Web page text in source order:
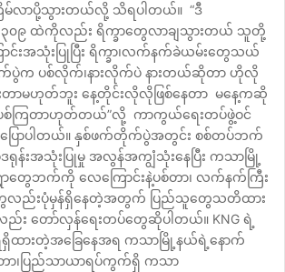
မ်လာပို့သွားတယ်လို့ သိရပါတယ်။ “ဒီ
၃၀၉ ထဲကိုလည်း ရိက္ခာတွေလာချသွားတယ် သူတို့
င်းအသုံးပြုပြီး ရိက္ခာ၊လက်နက်ခဲယမ်းတွေသယ်
ပွဲက ပစ်လိုက်၊နားလိုက်ပဲ နားတယ်ဆိုတာ ဟိုလို
ားတာမဟုတ်ဘူး နေ့တိုင်းလိုလိုဖြစ်နေတာ မနေ့ကဆို
စ်ကြတာဟုတ်တယ်”လို့ ကာကွယ်ရေးတပ်ဖွဲ့ဝင်
ြောပါတယ်။ နှစ်ဖက်တိုက်ပွဲအတွင်း စစ်တပ်ဘက်
န်းအသုံးပြုမှု အလွန်အကျွံသုံးနေပြီး ကသာမြို့
ာတွေဘက်ကို လေကြောင်းနဲ့ပစ်တာ၊ လက်နက်ကြီး
လည်းပုံမှန်ရှိနေတဲ့အတွက် ပြည်သူတွေသတိထား
ည်း တော်လှန်ရေးတပ်တွေဆိုပါတယ်။ KNG ရဲ့
ရှိထားတဲ့အခြေနေအရ ကသာမြို့နယ်ရဲ့နောက်
ာ၊ပြည်သာယာရပ်ကွက်ရှိ ကသာ